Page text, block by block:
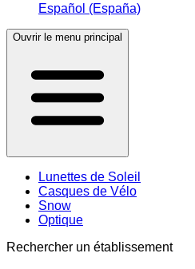
Español (España)
Ouvrir le menu principal
Lunettes de Soleil
Casques de Vélo
Snow
Optique
Rechercher un établissement